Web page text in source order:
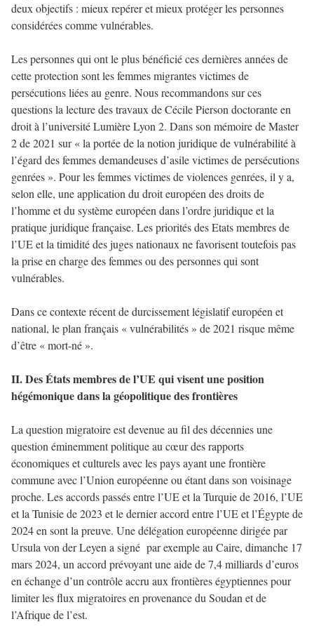
deux objectifs : mieux repérer et mieux protéger les personnes
considérées comme vulnérables.
Les personnes qui ont le plus bénéficié ces dernières années de
cette protection sont les femmes migrantes victimes de
persécutions liées au genre. Nous recommandons sur ces
questions la lecture des travaux de Cécile Pierson doctorante en
droit à l’université Lumière Lyon 2. Dans son mémoire de Master
2 de 2021 sur « la portée de la notion juridique de vulnérabilité à
l’égard des femmes demandeuses d’asile victimes de persécutions
genrées ». Pour les femmes victimes de violences genrées, il y a,
selon elle, une application du droit européen des droits de
l’homme et du système européen dans l’ordre juridique et la
pratique juridique française. Les priorités des Etats membres de
l’UE et la timidité des juges nationaux ne favorisent toutefois pas
la prise en charge des femmes ou des personnes qui sont
vulnérables.
Dans ce contexte récent de durcissement législatif européen et
national, le plan français « vulnérabilités » de 2021 risque même
d’être « mort-né ».
II. Des États membres de l’UE qui visent une position
hégémonique dans la géopolitique des frontières
La question migratoire est devenue au fil des décennies une
question éminemment politique au cœur des rapports
économiques et culturels avec les pays ayant une frontière
commune avec l’Union européenne ou étant dans son voisinage
proche. Les accords passés entre l’UE et la Turquie de 2016, l’UE
et la Tunisie de 2023 et le dernier accord entre l’UE et l’Égypte de
2024 en sont la preuve. Une délégation européenne dirigée par
Ursula von der Leyen a signé par exemple au Caire, dimanche 17
mars 2024, un accord prévoyant une aide de 7,4 milliards d’euros
en échange d’un contrôle accru aux frontières égyptiennes pour
limiter les flux migratoires en provenance du Soudan et de
l’Afrique de l’est.